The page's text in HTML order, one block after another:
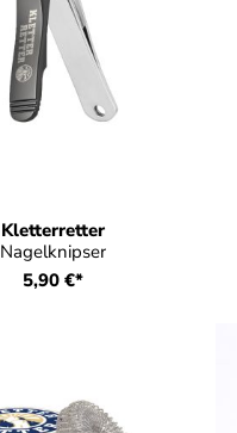
Kletterretter
Nagelknipser
5,90 €*